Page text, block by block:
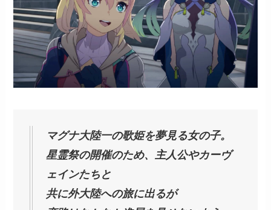
マグナ大陸一の歌姫を夢見る女の子。
星霊祭の開催のため、主人公やカーヴ
ェインたちと
共に外大陸への旅に出るが